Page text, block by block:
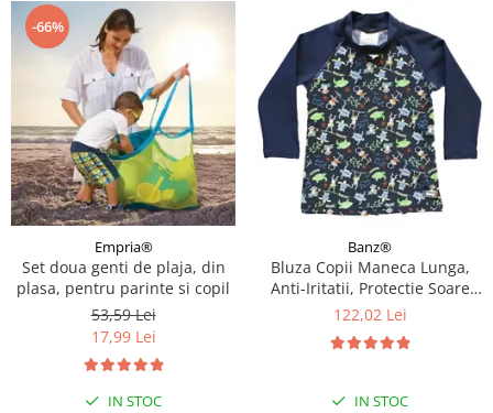
-66%
Empria®
Set doua genti de plaja, din
plasa, pentru parinte si copil
53,59 Lei
17,99 Lei
IN STOC
Banz®
Bluza Copii Maneca Lunga,
Anti-Iritatii, Protectie Soare
UPF50+, Jungle Mix, Diverse
122,02 Lei
IN STOC